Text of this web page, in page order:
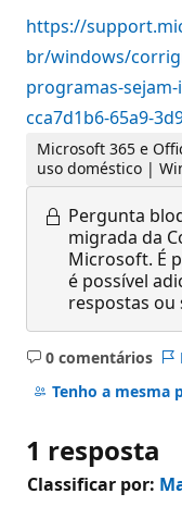
https://
br/windows/
programas-
cca7d1b6-65a9-
Microsoft 365 e
uso doméstico |
Pergunta
migrada da
Microsoft. É
é possível
respostas ou
0 comentários
Sem
comentários
Tenho a mesma
1 resposta
Classificar por: